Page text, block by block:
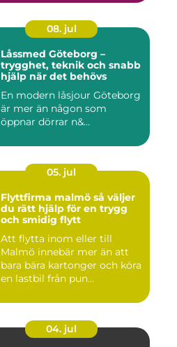
08. jul
Låssmed Göteborg –
trygghet, teknik och snabb
hjälp när det behövs
En modern låsjour Göteborg
är mer än någon som
öppnar dörrar n&...
05. jul
Flyttfirma malmö så väljer
du rätt hjälp för en trygg
och smidig flytt
Att flytta inom eller till
Malmö innebär mer än att
bara bära kartonger och köra
en lastbil från pun...
04. jul